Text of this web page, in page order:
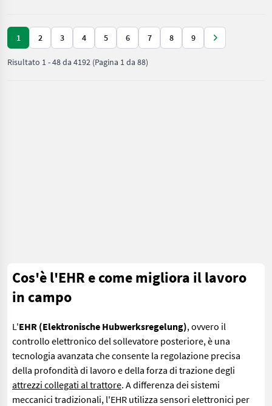
1 2 3 4 5 6 7 8 9
Risultato 1-48da 4192 (Pagina 1 da 88)
Cos'è l'EHR e come migliora il lavoro
in campo
L'EHR (Elektronische Hubwerksregelung), ovvero il
controllo elettronico del sollevatore posteriore, è una
tecnologia avanzata che consente la regolazione precisa
della profondità di lavoro e della forza di trazione degli
attrezzi collegati al trattore. A differenza dei sistemi
meccanici tradizionali, l'EHR utilizza sensori elettronici per